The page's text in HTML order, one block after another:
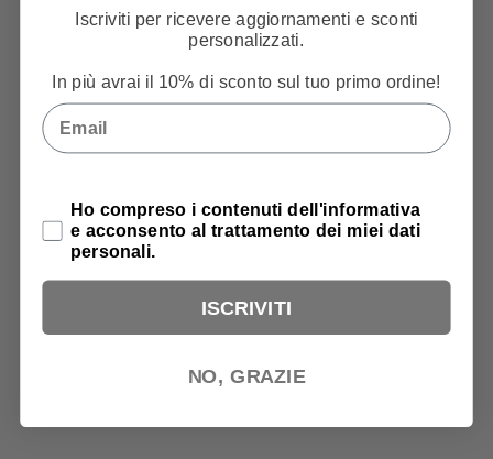
Iscriviti per ricevere aggiornamenti e sconti
personalizzati.
In più avrai il 10% di sconto sul tuo primo ordine!
Email
Privacy Policy
Ho compreso i contenuti dell'informativa
e acconsento al trattamento dei miei dati
personali.
ISCRIVITI
NO, GRAZIE